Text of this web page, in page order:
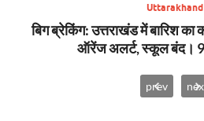
Uttarakhand
बिग ब्रेकिंग: उत्तराखंड में बारिश
ऑरेंज अलर्ट, स्कूल बंद।
prev